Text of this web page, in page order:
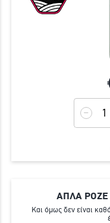
ΑΠΛΑ ΡΟΖΕ
Και όμως δεν είναι